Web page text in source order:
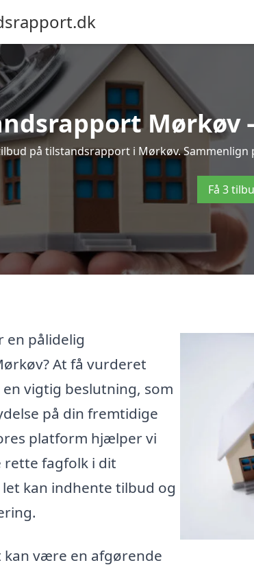
Mørkøv
på tilstandsrapport i Mørkøv.
Få 3
en pålidelig
At få vurderet
vigtig beslutning, som
på din fremtidige
platform hjælper vi
rette fagfolk i dit
kan indhente tilbud og
være en afgørende